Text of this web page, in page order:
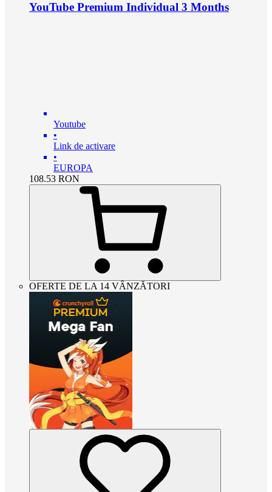
YouTube Premium Individual 3 Months
Youtube
•
Link de activare
•
EUROPA
108.53 RON
OFERTE DE LA 14 VÂNZĂTORI